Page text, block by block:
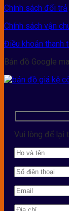
Chính sách đổi trả
Chính sách vận
Điều khoản thanh
Bản đồ Google
Vui lòng để lại